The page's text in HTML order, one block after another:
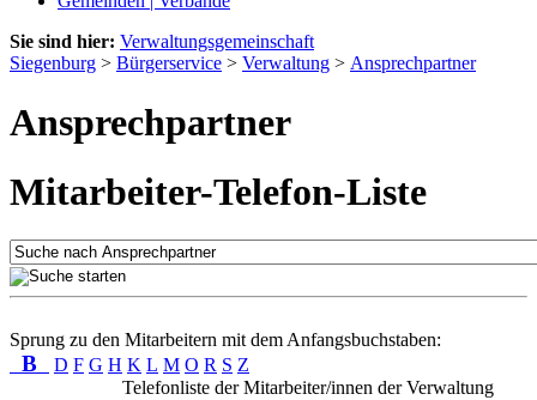
Sie sind hier: Verwaltungsgemeinschaft
Siegenburg > Bürgerservice > Verwaltung > Ansprechpartner
Ansprechpartner
Mitarbeiter-Telefon-Liste
Sprung zu den Mitarbeitern mit dem Anfangsbuchstaben:
B D F G H K L M O R S Z
Telefonliste der Mitarbeiter/innen der Verwaltung